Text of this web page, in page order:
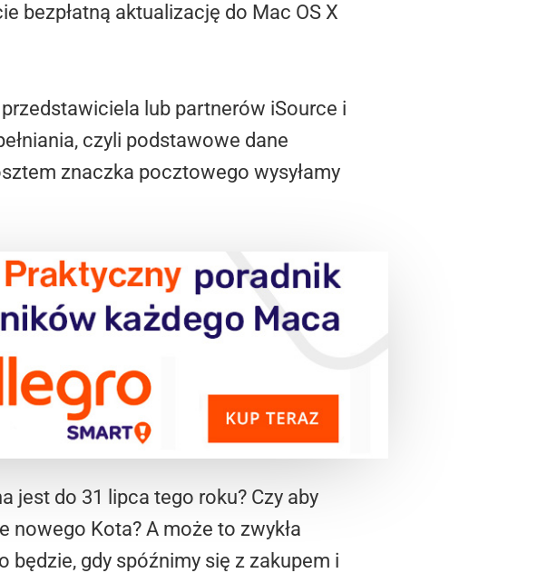
bezpłatną aktualizację do Mac OS X
lub partnerów iSource i
czyli podstawowe dane
znaczka pocztowego wysyłamy
jest do 31 lipca tego roku? Czy aby
nowego Kota? A może to zwykła
będzie, gdy spóźnimy się z zakupem i